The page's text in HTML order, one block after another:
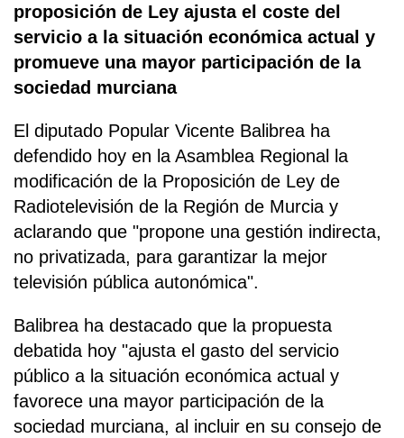
proposición de Ley ajusta el coste del
servicio a la situación económica actual y
promueve una mayor participación de la
sociedad murciana
El diputado Popular Vicente Balibrea ha
defendido hoy en la Asamblea Regional la
modificación de la Proposición de Ley de
Radiotelevisión de la Región de Murcia y
aclarando que "propone una gestión indirecta,
no privatizada, para garantizar la mejor
televisión pública autonómica".
Balibrea ha destacado que la propuesta
debatida hoy "ajusta el gasto del servicio
público a la situación económica actual y
favorece una mayor participación de la
sociedad murciana, al incluir en su consejo de